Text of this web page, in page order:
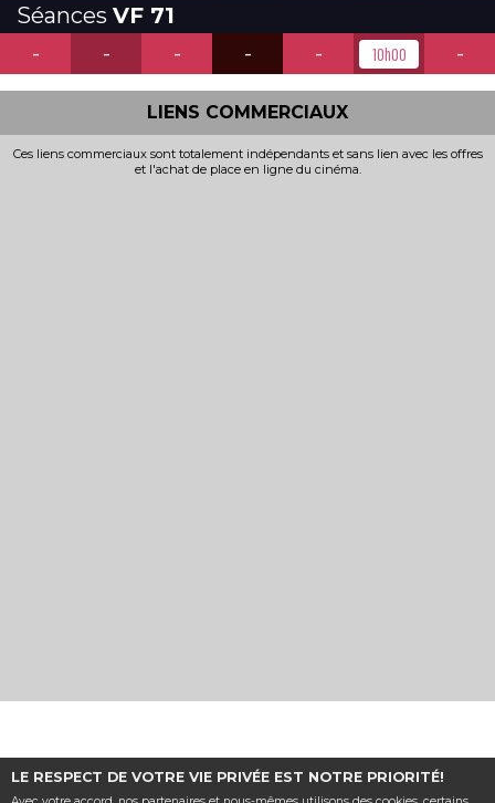
LE RESPECT DE VOTRE VIE PRIVÉE EST NOTRE PRIORITÉ!
Séances VF 71
-
- - - - 10h00 -
LIENS COMMERCIAUX
Ces liens commerciaux sont totalement indépendants et sans lien avec les offres
et l'achat de place en ligne du cinéma.
Cinéma Le Modern,2 Place du Postillon, 63500 Issoire |Mentions